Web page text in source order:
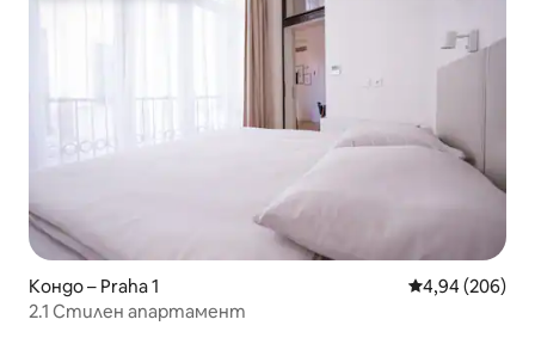
Кондо – Praha 1 Средна
4,94 (206)
2.1 Стилен апартамент